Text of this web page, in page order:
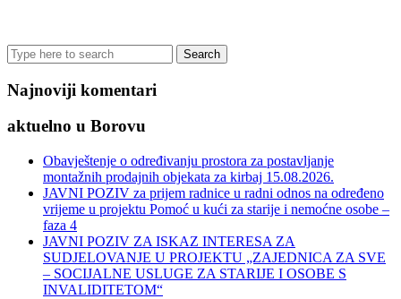
Search
for:
Najnoviji komentari
aktuelno u Borovu
Obavještenje o određivanju prostora za postavljanje
montažnih prodajnih objekata za kirbaj 15.08.2026.
JAVNI POZIV za prijem radnice u radni odnos na određeno
vrijeme u projektu Pomoć u kući za starije i nemoćne osobe –
faza 4
JAVNI POZIV ZA ISKAZ INTERESA ZA
SUDJELOVANJE U PROJEKTU „ZAJEDNICA ZA SVE
– SOCIJALNE USLUGE ZA STARIJE I OSOBE S
INVALIDITETOM“